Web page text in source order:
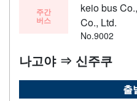
주간
버스
keio bus
Co., Ltd.
No.9002
나고야 ⇒ 신주쿠
출